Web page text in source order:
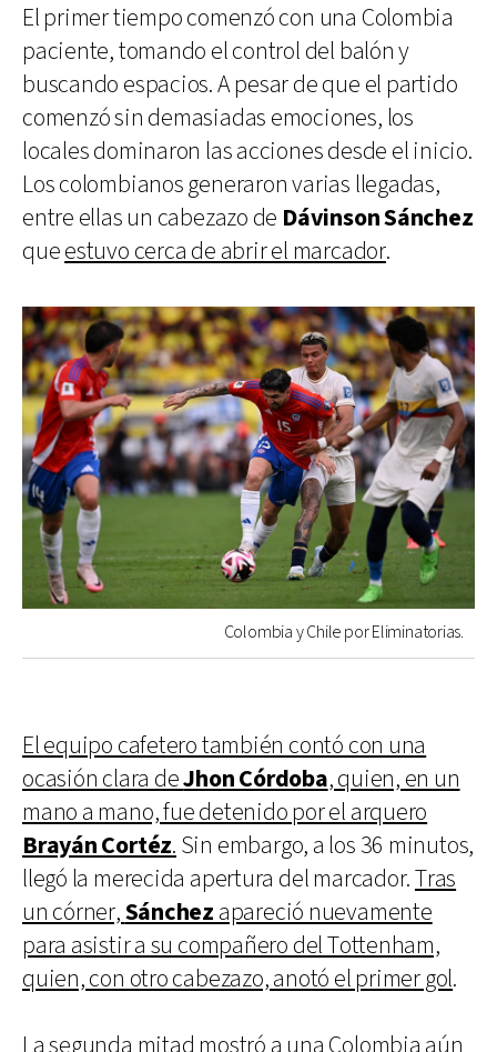
El primer tiempo comenzó con una Colombia
paciente, tomando el control del balón y
buscando espacios. A pesar de que el partido
comenzó sin demasiadas emociones, los
locales dominaron las acciones desde el inicio.
Los colombianos generaron varias llegadas,
entre ellas un cabezazo de Dávinson Sánchez
queestuvo cerca de abrir el marcador.
Colombia y Chile por Eliminatorias.
El equipo cafetero también contó con una
ocasión clara deJhon Córdoba, quien, en un
mano a mano, fue detenido por el arquero
Brayán Cortéz. Sin embargo, a los 36 minutos,
llegó la merecida apertura del marcador.Tras
un córner,Sánchez apareció nuevamente
para asistir a su compañero del Tottenham,
quien, con otro cabezazo, anotó el primer gol.
La segunda mitad mostró a una Colombia aún